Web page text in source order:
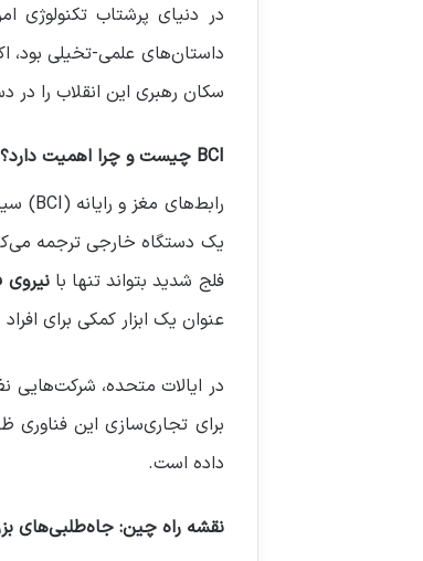
در دنیای پرشتاب تکنولوژی
داستان‌های علمی-تخیلی
سکان رهبری این انقلاب را در
BCI چیست و چرا اهمیت دارد؟
رابط‌های مغز و رایانه (BCI) سیستم‌هایی هستند که
یک دستگاه خارجی ترجمه
فلج شدید بتواند تنها با
عنوان یک ابزار کمکی برای
در ایالات متحده، شرکت‌هایی
داده است.
نقشه راه چین: جاه‌طلبی‌های بزرگ